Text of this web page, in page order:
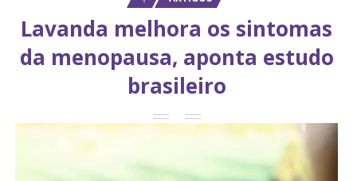
Lavanda melhora os sintomas
da menopausa, aponta estudo
brasileiro